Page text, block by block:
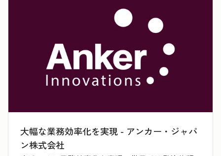
大幅な業務効率化を実現 - アンカー・ジャパ
ン株式会社